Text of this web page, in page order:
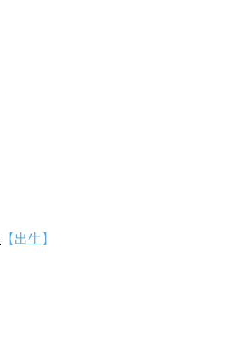
【出生】